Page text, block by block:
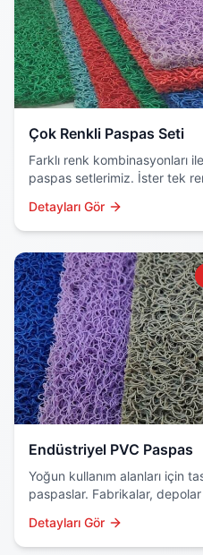
Çok Renkli Paspas Seti
Farklı renk kombinasyonları
paspas setlerimiz. İster tek
Detayları Gör
Endüstriyel PVC Paspas
Yoğun kullanım alanları için
paspaslar. Fabrikalar,
Detayları Gör